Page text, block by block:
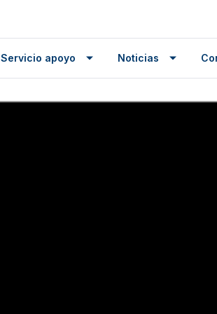
Servicio apoyo Noticias